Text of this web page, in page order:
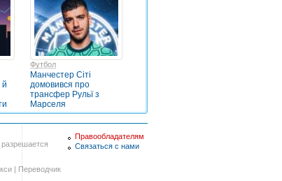
й
Футбол
Манчестер Сіті
домовився про
трансфер Рульї з
Марселя
разрешается
| Переводчик
Правообладателям
Связаться с нами